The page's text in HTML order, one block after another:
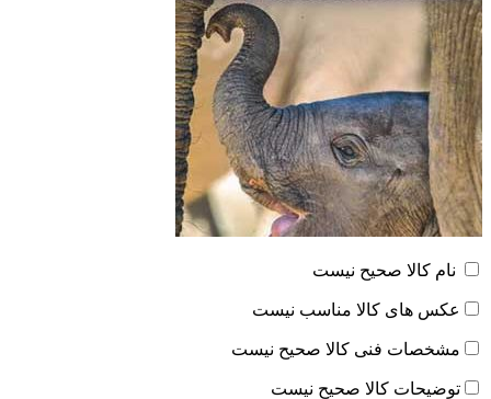
نام کالا صحیح نیست
عکس های کالا مناسب نیست
مشخصات فنی کالا صحیح نیست
توضیحات کالا صحیح نیست